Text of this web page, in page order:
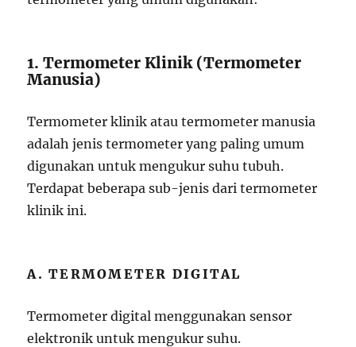
1. Termometer Klinik (Termometer
Manusia)
Termometer klinik atau termometer manusia
adalah jenis termometer yang paling umum
digunakan untuk mengukur suhu tubuh.
Terdapat beberapa sub-jenis dari termometer
klinik ini.
A. TERMOMETER DIGITAL
Termometer digital menggunakan sensor
elektronik untuk mengukur suhu.